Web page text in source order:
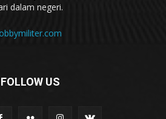
dalam negeri.
FOLLOW US